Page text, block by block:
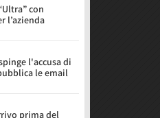
con
l’azienda
l'accusa di
le email
prima del